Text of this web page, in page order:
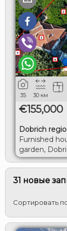
35 30 км
€155,000
Dobrich
Furnished
garden,
31 новые
Сортировать